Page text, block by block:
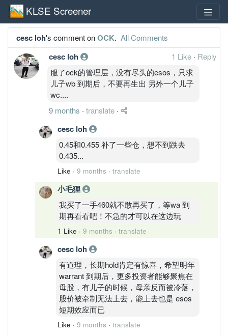
KLSE Screener
cesc loh's comment onOCK. All Comments
cesc loh 1 Like · Reply
服了ock的管理层，没有尽头的esos，只求
儿子wb 到期后，不要再生出 另外一个儿子
wc....
9 months · translate ·
cesc loh
0.45和0.455 补了一些仓，想不到跌去
0.435...
Like · 9 months · translate
小毛狸
我买了一手460就不敢再买了，等wa 到
期再看看吧！不急的才可以在这边玩
1 Like · 9 months · translate
cesc loh
有道理，长期hold肯定有惊喜，希望明年
warrant 到期后，更多投资者能够聚焦在
母股，有儿子的时候，母亲反而被冷落，
股价被牵制无法上去，能上去也是 esos
短期效应而已
Like · 9 months · translate